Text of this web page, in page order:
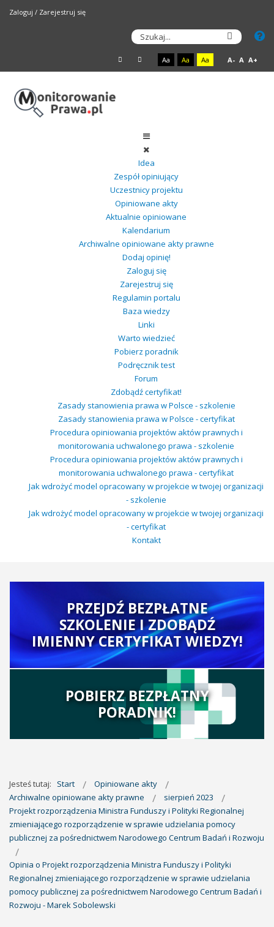
Zaloguj / Zarejestruj się
Aa Aa Aa A- A A+
Idea
Zespół opiniujący
Uczestnicy projektu
Opiniowane akty
Aktualnie opiniowane
Kalendarium
Archiwalne opiniowane akty prawne
Dodaj opinię!
Zaloguj się
Zarejestruj się
Regulamin portalu
Baza wiedzy
Linki
Warto wiedzieć
Pobierz poradnik
Podręcznik test
Forum
Zdobądź certyfikat!
Zasady stanowienia prawa w Polsce - szkolenie
Zasady stanowienia prawa w Polsce - certyfikat
Procedura opiniowania projektów aktów prawnych i
monitorowania uchwalonego prawa - szkolenie
Procedura opiniowania projektów aktów prawnych i
monitorowania uchwalonego prawa - certyfikat
Jak wdrożyć model opracowany w projekcie w twojej organizacji
- szkolenie
Jak wdrożyć model opracowany w projekcie w twojej organizacji
- certyfikat
Kontakt
PRZEJDŹ BEZPŁATNE
SZKOLENIE I ZDOBĄDŹ
IMIENNY CERTYFIKAT WIEDZY!
POBIERZ BEZPŁATNY
PORADNIK!
Jesteś tutaj: Start
Opiniowane akty
Archiwalne opiniowane akty prawne
sierpień 2023
Projekt rozporządzenia Ministra Funduszy i Polityki Regionalnej
zmieniającego rozporządzenie w sprawie udzielania pomocy
publicznej za pośrednictwem Narodowego Centrum Badań i Rozwoju
Opinia o Projekt rozporządzenia Ministra Funduszy i Polityki
Regionalnej zmieniającego rozporządzenie w sprawie udzielania
pomocy publicznej za pośrednictwem Narodowego Centrum Badań i
Rozwoju - Marek Sobolewski